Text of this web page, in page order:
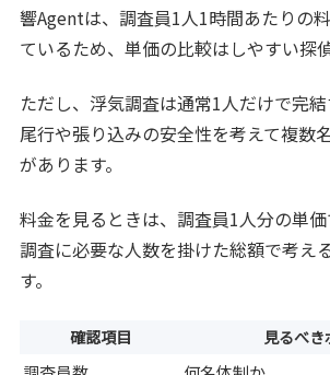
響Agentは、調査員1人1時間あたりの
ているため、単価の比較はしやすい探偵
ただし、浮気調査は通常1人だけで完結
尾行や張り込みの安全性を考えて複数
があります。
料金を見るときは、調査員1人分の単
調査に必要な人数を掛けた総額で考え
す。
確認項目 見るべ